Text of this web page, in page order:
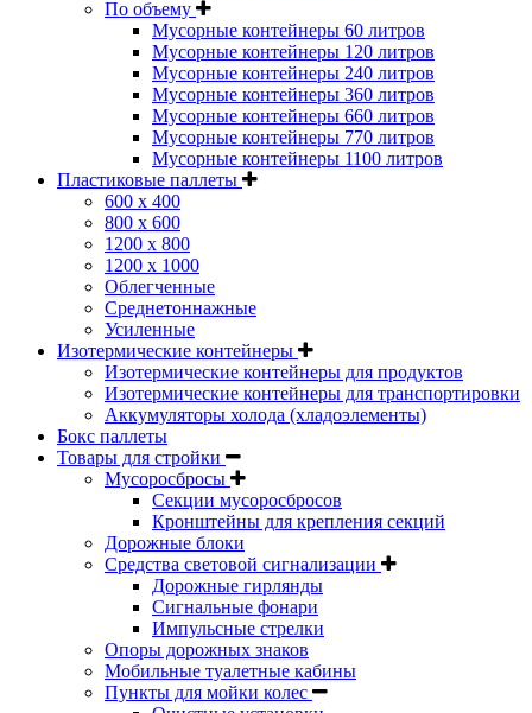
По объему
Мусорные контейнеры 60 литров
Мусорные контейнеры 120 литров
Мусорные контейнеры 240 литров
Мусорные контейнеры 360 литров
Мусорные контейнеры 660 литров
Мусорные контейнеры 770 литров
Мусорные контейнеры 1100 литров
Пластиковые паллеты
600 х 400
800 х 600
1200 х 800
1200 х 1000
Облегченные
Среднетоннажные
Усиленные
Изотермические контейнеры
Изотермические контейнеры для продуктов
Изотермические контейнеры для транспортировки
Аккумуляторы холода (хладоэлементы)
Бокс паллеты
Товары для стройки
Мусоросбросы
Секции мусоросбросов
Кронштейны для крепления секций
Дорожные блоки
Средства световой сигнализации
Дорожные гирлянды
Сигнальные фонари
Импульсные стрелки
Опоры дорожных знаков
Мобильные туалетные кабины
Пункты для мойки колес